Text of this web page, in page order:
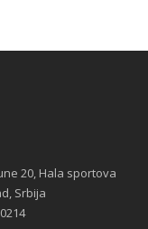
20, Hala sportova
Srbija